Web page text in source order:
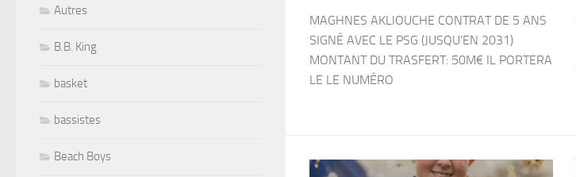
MAGHNES AKLIOUCHE CONTRAT DE 5 ANS
SIGNÉ AVEC LE PSG (JUSQU’EN 2031)
MONTANT DU TRASFERT: 50M€ IL PORTERA
LE LE NUMÉRO
Autres
B.B. King
basket
bassistes
Beach Boys